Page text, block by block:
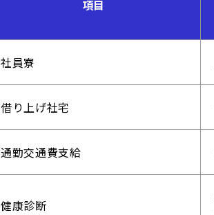
項目
社員寮
借り上げ社宅
通勤交通費支給
健康診断